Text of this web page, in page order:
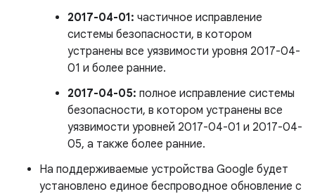
2017-04-01: частичное исправление
системы безопасности, в котором
устранены все уязвимости уровня 2017-04-
01 и более ранние.
2017-04-05: полное исправление системы
безопасности, в котором устранены все
уязвимости уровней 2017-04-01 и 2017-04-
05, а также более ранние.
На поддерживаемые устройства Google будет
установлено единое беспроводное обновление с